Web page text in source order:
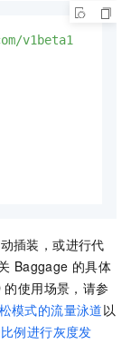
v1beta1
插装，或进行代
Baggage 的具体
的使用场景，请参
模式的流量泳道以
例进行灰度发